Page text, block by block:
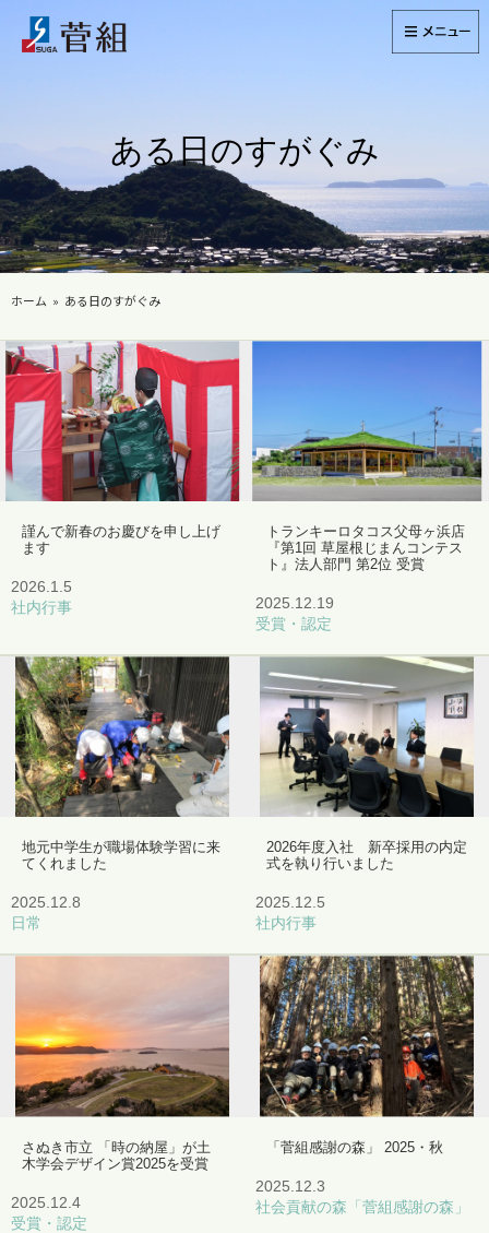
ある日のすがぐみ
ホーム ある日のすがぐみ
謹んで新春のお慶びを申し上げ
ます
2026.1.5
社内行事
トランキーロタコス父母ヶ浜店
『第1回 草屋根じまんコンテス
ト』法人部門 第2位 受賞
2025.12.19
受賞・認定
地元中学生が職場体験学習に来
てくれました
2025.12.8
日常
2026年度入社 新卒採用の内定
式を執り行いました
2025.12.5
社内行事
さぬき市立 「時の納屋」が土
木学会デザイン賞2025を受賞
2025.12.4
受賞・認定
「菅組感謝の森」 2025・秋
2025.12.3
社会貢献の森「菅組感謝の森」